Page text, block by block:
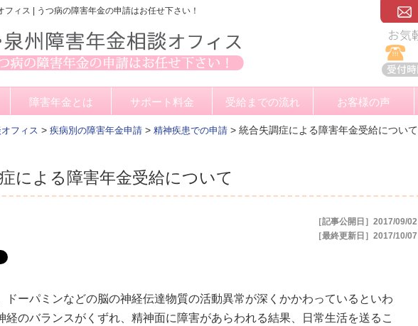
フィス | うつ病の障害年金の申請はお任せ下さい！
障害年金とは サポート料金 受給までの流れ お客様の声
フィス > 疾病別の障害年金申請 > 精神疾患での申請 > 統合失調症による障害年金受給について
による障害年金受給について
［記事公開日］2017/09/02
［最終更新日］2017/10/07
ドーパミンなどの脳の神経伝達物質の活動異常が深くかかわっているといわ
経のバランスがくずれ、精神面に障害があらわれる結果、日常生活を送るこ